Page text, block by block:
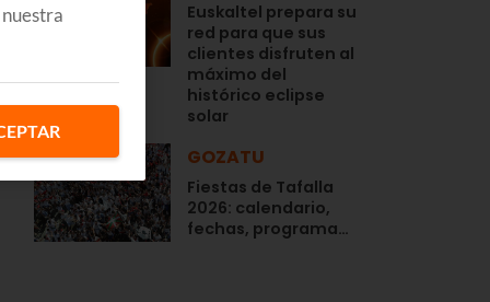
Euskaltel prepara su
red para que sus
clientes disfruten al
máximo del
histórico eclipse
solar
GOZATU
Fiestas de Tafalla
2026: calendario,
fechas, programa…